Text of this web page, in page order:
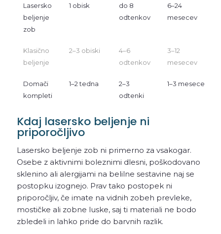
Lasersko
beljenje
zob
1 obisk
do 8
odtenkov
6–24
mesecev
Klasično
beljenje
2–3 obiski
4–6
odtenkov
3–12
mesecev
Domači
kompleti
1–2 tedna
2–3
odtenki
1–3 mesece
Kdaj lasersko beljenje ni
priporočljivo
Lasersko beljenje zob ni primerno za vsakogar.
Osebe z aktivnimi boleznimi dlesni, poškodovano
sklenino ali alergijami na belilne sestavine naj se
postopku izognejo. Prav tako postopek ni
priporočljiv, če imate na vidnih zobeh prevleke,
mostičke ali zobne luske, saj ti materiali ne bodo
zbledeli in lahko pride do barvnih razlik.